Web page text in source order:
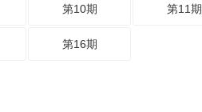
第10期 第11期
第16期